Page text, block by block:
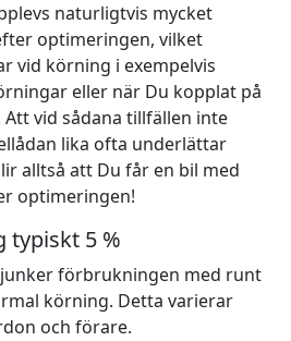
naturligtvis mycket
optimeringen, vilket
vid körning i exempelvis
eller när Du kopplat på
vid sådana tillfällen inte
lika ofta underlättar
alltså att Du får en bil med
optimeringen!
typiskt 5 %
förbrukningen med runt
körning. Detta varierar
och förare.